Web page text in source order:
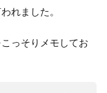
れました。
っそりメモしてお